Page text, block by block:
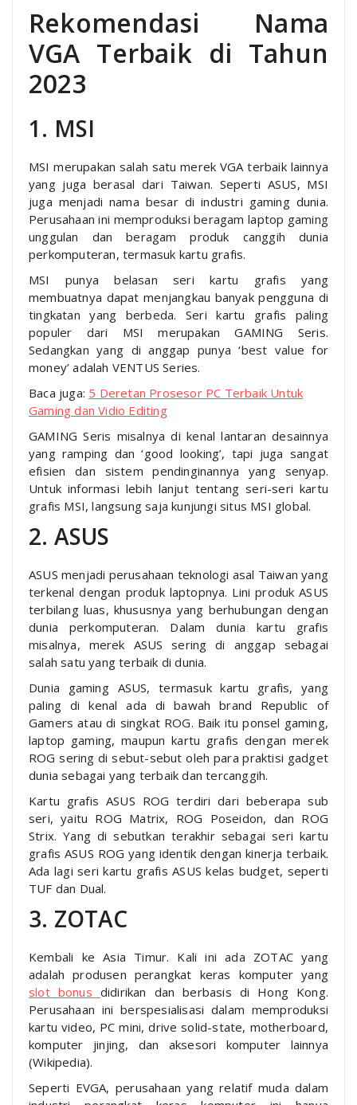
Rekomendasi Nama
VGA Terbaik di Tahun
2023
1. MSI
MSI merupakan salah satu merek VGA terbaik lainnya
yang juga berasal dari Taiwan. Seperti ASUS, MSI
juga menjadi nama besar di industri gaming dunia.
Perusahaan ini memproduksi beragam laptop gaming
unggulan dan beragam produk canggih dunia
perkomputeran, termasuk kartu grafis.
MSI punya belasan seri kartu grafis yang
membuatnya dapat menjangkau banyak pengguna di
tingkatan yang berbeda. Seri kartu grafis paling
populer dari MSI merupakan GAMING Seris.
Sedangkan yang di anggap punya ‘best value for
money’ adalah VENTUS Series.
Baca juga: 5 Deretan Prosesor PC Terbaik Untuk
Gaming dan Vidio Editing
GAMING Seris misalnya di kenal lantaran desainnya
yang ramping dan ‘good looking’, tapi juga sangat
efisien dan sistem pendinginannya yang senyap.
Untuk informasi lebih lanjut tentang seri-seri kartu
grafis MSI, langsung saja kunjungi situs MSI global.
2. ASUS
ASUS menjadi perusahaan teknologi asal Taiwan yang
terkenal dengan produk laptopnya. Lini produk ASUS
terbilang luas, khususnya yang berhubungan dengan
dunia perkomputeran. Dalam dunia kartu grafis
misalnya, merek ASUS sering di anggap sebagai
salah satu yang terbaik di dunia.
Dunia gaming ASUS, termasuk kartu grafis, yang
paling di kenal ada di bawah brand Republic of
Gamers atau di singkat ROG. Baik itu ponsel gaming,
laptop gaming, maupun kartu grafis dengan merek
ROG sering di sebut-sebut oleh para praktisi gadget
dunia sebagai yang terbaik dan tercanggih.
Kartu grafis ASUS ROG terdiri dari beberapa sub
seri, yaitu ROG Matrix, ROG Poseidon, dan ROG
Strix. Yang di sebutkan terakhir sebagai seri kartu
grafis ASUS ROG yang identik dengan kinerja terbaik.
Ada lagi seri kartu grafis ASUS kelas budget, seperti
TUF dan Dual.
3. ZOTAC
Kembali ke Asia Timur. Kali ini ada ZOTAC yang
adalah produsen perangkat keras komputer yang
slot bonus didirikan dan berbasis di Hong Kong.
Perusahaan ini berspesialisasi dalam memproduksi
kartu video, PC mini, drive solid-state, motherboard,
komputer jinjing, dan aksesori komputer lainnya
(Wikipedia).
Seperti EVGA, perusahaan yang relatif muda dalam